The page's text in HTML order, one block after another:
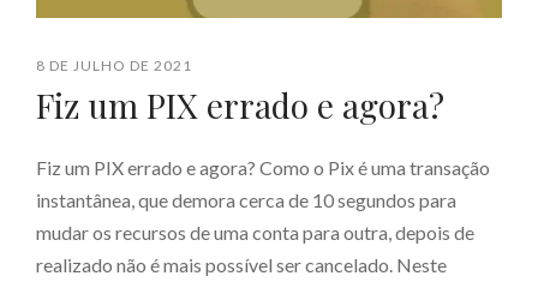
8 DE JULHO DE 2021
Fiz um PIX errado e agora?
Fiz um PIX errado e agora? Como o Pix é uma transação
instantânea, que demora cerca de 10 segundos para
mudar os recursos de uma conta para outra, depois de
realizado não é mais possível ser cancelado. Neste